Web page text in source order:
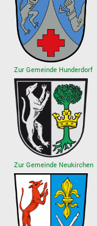
Zur Gemeinde Hunderdorf
Zur Gemeinde Neukirchen